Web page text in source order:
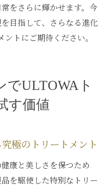
をさらに輝かせます。今
目指して、さらなる進化
トにご期待ください。
でULTOWAト
す価値
極のトリートメント
康と美しさを保つため
を駆使した特別なトリー